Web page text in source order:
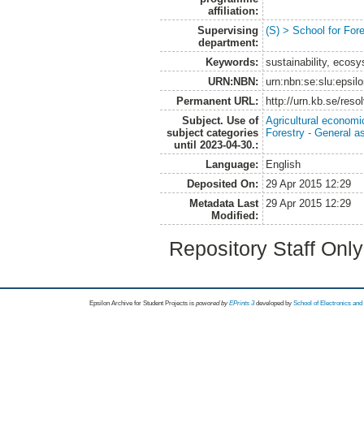
affiliation:
Supervising
department:
(S) > School for
Keywords:
sustainability,
URN:NBN:
Permanent URL:
http://urn.kb.se/
Subject. Use of
subject categories
until 2023-04-30.:
Agricultural
Forestry - General
Language:
English
Deposited On:
29 Apr 2015 12:29
Metadata Last
Modified:
29 Apr 2015 12:29
Repository Staff
Epsilon Archive for Student Projects is powored byEPrints 3 developed by School of Electronics